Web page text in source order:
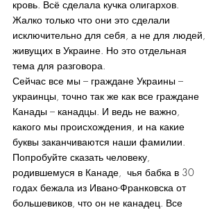
кровь. Всё сделала кучка олигархов.
Жалко только что они это сделали
исключительно для себя, а не для людей,
живущих в Украине. Но это отдельная
тема для разговора.
Сейчас все мы – граждане Украины –
украинцы, точно так же как все граждане
Канады – канадцы. И ведь не важно,
какого мы происхождения, и на какие
буквы заканчиваются наши фамилии.
Попробуйте сказать человеку,
родившемуся в Канаде,  чья бабка в 30
годах бежала из Ивано-Франковска от
большевиков, что он не канадец. Все